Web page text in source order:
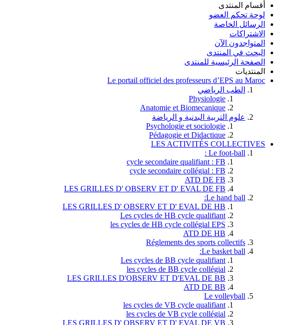
أقسام المنتدى
لوحة تحكم العضو
الرسائل الخاصة
الاشتراكات
المتواجدون الآن
البحث في المنتدى
الصفحة الرئيسية للمنتدى
المنتديات
Le portail officiel des professeurs d’EPS au Maroc
الطب الرياضي
Physiologie
Anatomie et Biomecanique
علوم التربية البدنية و الرياضة
Psychologie et sociologie
Pédagogie et Didactique
LES ACTIVITÉS COLLECTIVES
Le foot-ball :
cycle secondaire qualifiant : FB
cycle secondaire collégial : FB
ATD DE FB
LES GRILLES D' OBSERV ET D' EVAL DE FB
Le hand ball:
LES GRILLES D' OBSERV ET D' EVAL DE HB
Les cycles de HB cycle qualifiant
les cycles de HB cycle collégial EPS
ATD DE HB
Réglements des sports collectifs
Le basket ball:
Les cycles de BB cycle qualifiant
les cycles de BB cycle collégial
LES GRILLES D'OBSERV ET D'EVAL DE BB
ATD DE BB
Le volleyball
les cycles de VB cycle qualifiant
les cycles de VB cycle collégial
LES GRILLES D' OBSERV ET D' EVAL DE VB